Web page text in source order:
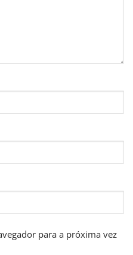
para a próxima vez